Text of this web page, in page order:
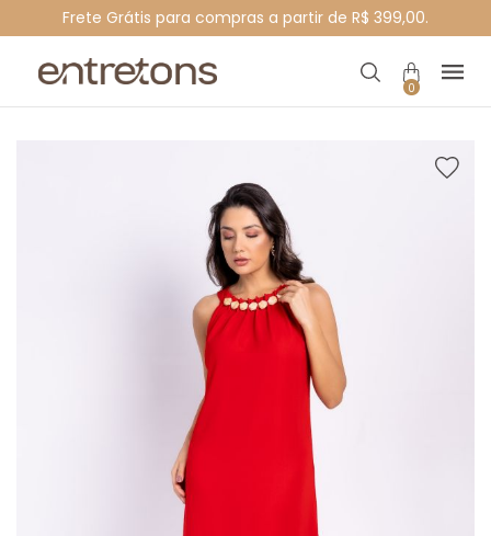
Frete Grátis para compras a partir de R$ 399,00.
0